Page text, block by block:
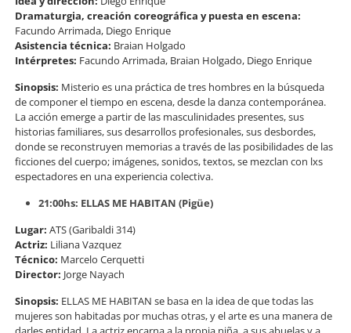
Dramaturgia, creación coreográfica y puesta en escena:
Facundo Arrimada, Diego Enrique
Asistencia técnica: Braian Holgado
Intérpretes: Facundo Arrimada, Braian Holgado, Diego Enrique
Sinopsis: Misterio es una práctica de tres hombres en la búsqueda
de componer el tiempo en escena, desde la danza contemporánea.
La acción emerge a partir de las masculinidades presentes, sus
historias familiares, sus desarrollos profesionales, sus desbordes,
donde se reconstruyen memorias a través de las posibilidades de las
ficciones del cuerpo; imágenes, sonidos, textos, se mezclan con lxs
espectadores en una experiencia colectiva.
21:00hs: ELLAS ME HABITAN (Pigüe)
Lugar: ATS (Garibaldi 314)
Actriz: Liliana Vazquez
Técnico: Marcelo Cerquetti
Director: Jorge Nayach
Sinopsis: ELLAS ME HABITAN se basa en la idea de que todas las
mujeres son habitadas por muchas otras, y el arte es una manera de